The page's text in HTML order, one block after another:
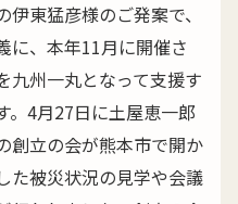
東猛彦様のご発案で、
に、本年11月に開催さ
九州一丸となって支援す
。4月27日に土屋恵一郎
創立の会が熊本市で開か
た被災状況の見学や会議